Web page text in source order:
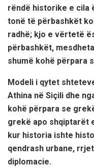
rëndë historike e cila
tonë të përbashkët
radhë; kjo e vërtetë
përbashkët,
shumë kohë përpara
Modeli i qytet
Athina në Siçili dhe
kohë përpara se
grekë apo shqiptarët
kur historia ishte
qendrash urbane,
diplomacie.